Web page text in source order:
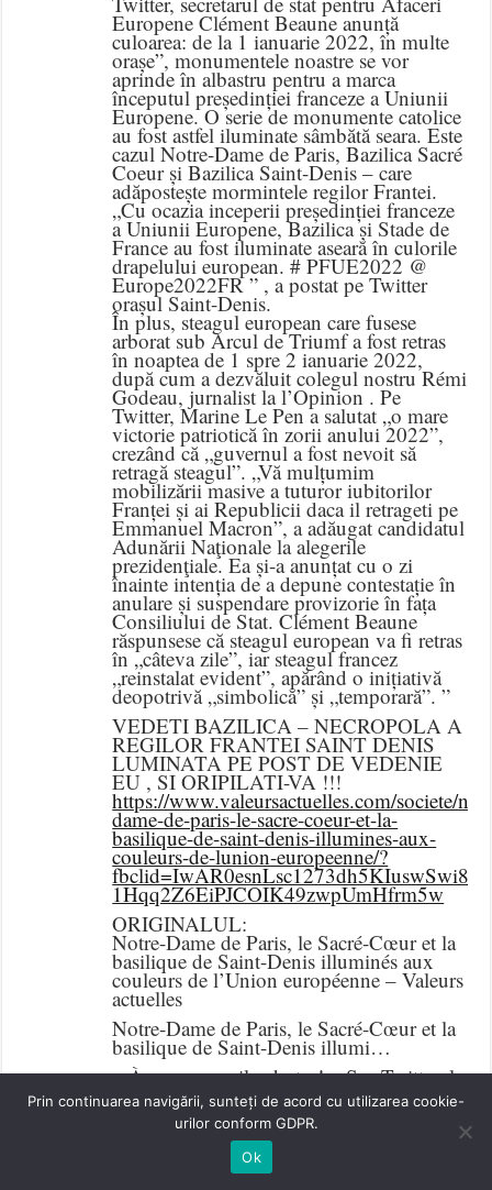
Europene Clément Beaune anunță
culoarea: de la 1 ianuarie 2022, în multe
orașe”, monumentele noastre se vor
aprinde în albastru pentru a marca
începutul președinției franceze a Uniunii
Europene. O serie de monumente catolice
au fost astfel iluminate sâmbătă seara. Este
cazul Notre-Dame de Paris, Bazilica Sacré
Coeur și Bazilica Saint-Denis – care
adăpostește mormintele regilor Frantei.
„Cu ocazia inceperii președinției franceze
a Uniunii Europene, Bazilica și Stade de
France au fost iluminate aseară în culorile
drapelului european. # PFUE2022 @
Europe2022FR ” , a postat pe Twitter
orașul Saint-Denis.
În plus, steagul european care fusese
arborat sub Arcul de Triumf a fost retras
în noaptea de 1 spre 2 ianuarie 2022,
după cum a dezvăluit colegul nostru Rémi
Godeau, jurnalist la l’Opinion . Pe
Twitter, Marine Le Pen a salutat „o mare
victorie patriotică în zorii anului 2022”,
crezând că „guvernul a fost nevoit să
retragă steagul”. „Vă mulțumim
mobilizării masive a tuturor iubitorilor
Franței și ai Republicii daca il retrageti pe
Emmanuel Macron”, a adăugat candidatul
Adunării Naţionale la alegerile
prezidenţiale. Ea și-a anunțat cu o zi
înainte intenția de a depune contestație în
anulare și suspendare provizorie în fața
Consiliului de Stat. Clément Beaune
răspunsese că steagul european va fi retras
în „câteva zile”, iar steagul francez
„reinstalat evident”, apărând o inițiativă
deopotrivă „simbolică” și „temporară”. ”
VEDETI BAZILICA – NECROPOLA A
REGILOR FRANTEI SAINT DENIS
LUMINATA PE POST DE VEDENIE
EU , SI ORIPILATI-VA !!!
https://www.valeursactuelles.com/societe/
dame-de-paris-le-sacre-coeur-et-la-
basilique-de-saint-denis-illumines-aux-
couleurs-de-lunion-europeenne/?
1Hqq2Z6EiPJCOIK49zwpUmHfrm5w
ORIGINALUL:
Notre-Dame de Paris, le Sacré-Cœur et la
basilique de Saint-Denis illuminés aux
couleurs de l’Union européenne – Valeurs
actuelles
Notre-Dame de Paris, le Sacré-Cœur et la
basilique de Saint-Denis illumi…
« À vos appareils photo ! » Sur Twitter, le
secrétaire d’Etat aux Affaires Clément
Beaune européennes annonce la…
Notre-Dame de Paris, le Sacré-Cœur et la
basilique de Saint-Denis illuminés aux
couleurs de l’Union européenne
Prin continuarea navigării, sunteți de acord cu utilizarea cookie-
urilor conform GDPR.
Ok